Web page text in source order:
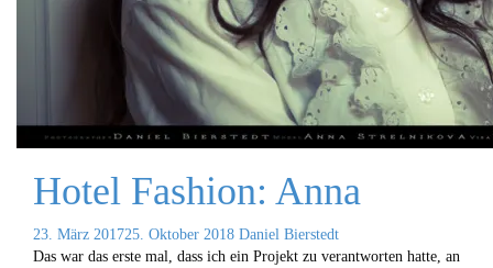
Hotel Fashion: Anna
23. März 201725. Oktober 2018 Daniel Bierstedt
Das war das erste mal, dass ich ein Projekt zu verantworten hatte, an